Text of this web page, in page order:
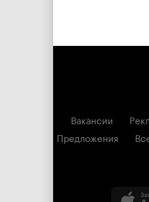
Вакансии
Предложения